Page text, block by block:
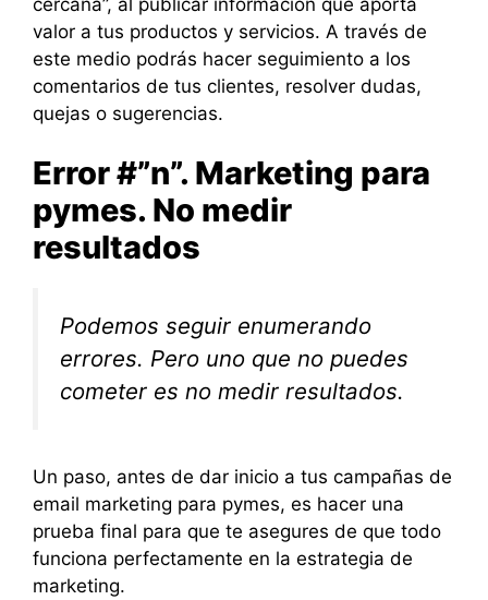
valor a tus productos y servicios. A través de
este medio podrás hacer seguimiento a los
comentarios de tus clientes, resolver dudas,
quejas o sugerencias.
Error #”n”. Marketing para
pymes. No medir
resultados
Podemos seguir enumerando
errores. Pero uno que no puedes
cometer es no medir resultados.
Un paso, antes de dar inicio a tus campañas de
email marketing para pymes, es hacer una
prueba final para que te asegures de que todo
funciona perfectamente en la estrategia de
marketing.